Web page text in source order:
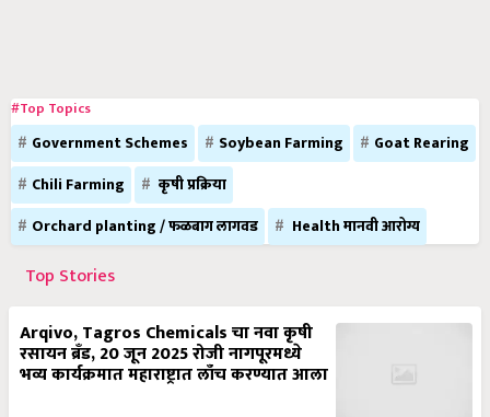
#Top Topics
Government Schemes Soybean Farming
Goat Rearing
Chili Farming
कृषी प्रक्रिया
Orchard planting / फळबाग लागवड
Health मानवी आरोग्य
Top Stories
Arqivo, Tagros Chemicals चा नवा कृषी
रसायन ब्रँड, 20 जून 2025 रोजी नागपूरमध्ये
भव्य कार्यक्रमात महाराष्ट्रात लाँच करण्यात आला